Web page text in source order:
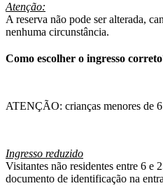
Atenção:
A reserva não pode ser alterada,
nenhuma circunstância.
Como escolher o ingresso
ATENÇÃO: crianças menores de
Ingresso reduzido
Visitantes não residentes entre 6 e
documento de identificação na